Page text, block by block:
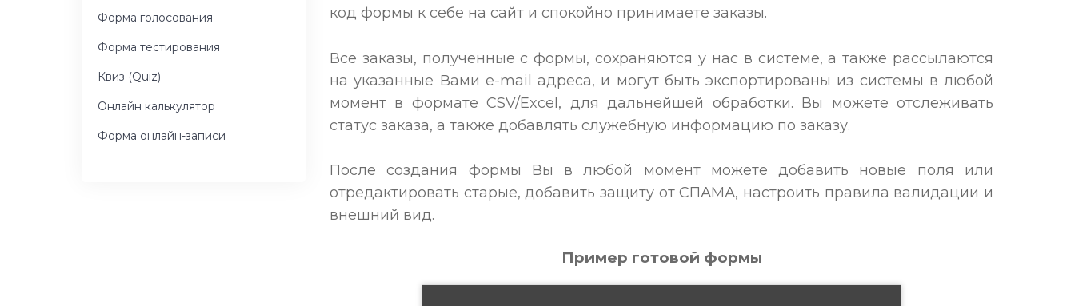
Форма голосования
Форма тестирования
Квиз (Quiz)
Онлайн калькулятор
Форма онлайн-записи
код формы к себе на сайт и спокойно принимаете заказы.
Все заказы, полученные с формы, сохраняются у нас в системе, а также рассылаются
на указанные Вами e-mail адреса, и могут быть экспортированы из системы в любой
момент в формате CSV/Excel, для дальнейшей обработки. Вы можете отслеживать
статус заказа, а также добавлять служебную информацию по заказу.
После создания формы Вы в любой момент можете добавить новые поля или
отредактировать старые, добавить защиту от СПАМА, настроить правила валидации и
внешний вид.
Пример готовой формы